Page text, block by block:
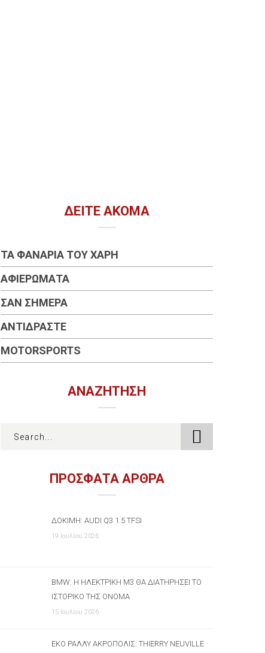
ΔΕΊΤΕ ΑΚΌΜΑ
ΤΑ ΦΑΝΆΡΙΑ ΤΟΥ ΧΆΡΗ
ΑΦΙΕΡΏΜΑΤΑ
ΣΑΝ ΣΉΜΕΡΑ
ΑΝΤΙΔΡΆΣΤΕ
MOTORSPORTS
ΑΝΑΖΉΤΗΣΗ
ΠΡΟΣΦΑΤΑ ΑΡΘΡΑ
ΔΟΚΙΜΉ: AUDI Q3 1.5 TFSI
19 Ιουλίου 2026
BMW: Η ΗΛΕΚΤΡΙΚΉ M3 ΘΑ ΔΙΑΤΗΡΉΣΕΙ ΤΟ
ΙΣΤΟΡΙΚΌ ΤΗΣ ΌΝΟΜΑ
15 Ιουλίου 2026
ΕΚΟ ΡΆΛΛΥ ΑΚΡΌΠΟΛΙΣ: THIERRY NEUVILLE